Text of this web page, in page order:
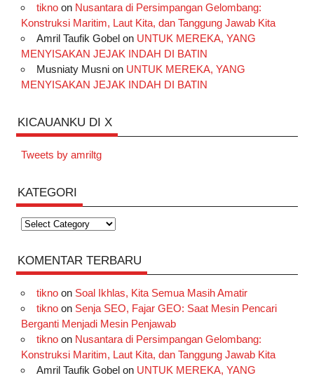
tiknoon Nusantara di Persimpangan Gelombang:
Konstruksi Maritim, Laut Kita, dan Tanggung Jawab Kita
Amril Taufik Gobelon UNTUK MEREKA, YANG
MENYISAKAN JEJAK INDAH DI BATIN
Musniaty Musnion UNTUK MEREKA, YANG
MENYISAKAN JEJAK INDAH DI BATIN
KICAUANKU DI X
Tweets by amriltg
KATEGORI
Kategori
KOMENTAR TERBARU
tiknoon Soal Ikhlas, Kita Semua Masih Amatir
tiknoon Senja SEO, Fajar GEO: Saat Mesin Pencari
Berganti Menjadi Mesin Penjawab
tiknoon Nusantara di Persimpangan Gelombang:
Konstruksi Maritim, Laut Kita, dan Tanggung Jawab Kita
Amril Taufik Gobelon UNTUK MEREKA, YANG